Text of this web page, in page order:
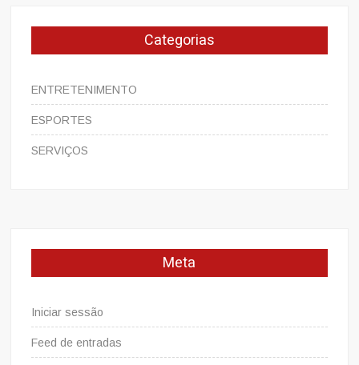
Categorias
ENTRETENIMENTO
ESPORTES
SERVIÇOS
Meta
Iniciar sessão
Feed de entradas